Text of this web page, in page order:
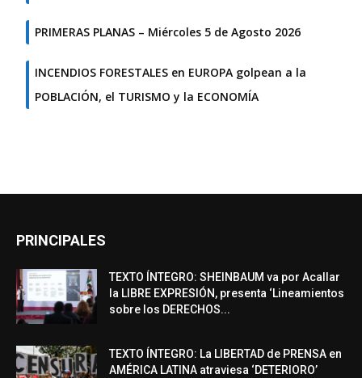
PRIMERAS PLANAS – Miércoles 5 de Agosto 2026
INCENDIOS FORESTALES en EUROPA golpean a la
POBLACIÓN, el TURISMO y la ECONOMÍA
PRINCIPALES
TEXTO ÍNTEGRO: SHEINBAUM va por Acallar
la LIBRE EXPRESIÓN, presenta ‘Lineamientos
sobre los DERECHOS...
TEXTO ÍNTEGRO: La LIBERTAD de PRENSA en
AMÉRICA LATINA atraviesa ‘DETERIORO’